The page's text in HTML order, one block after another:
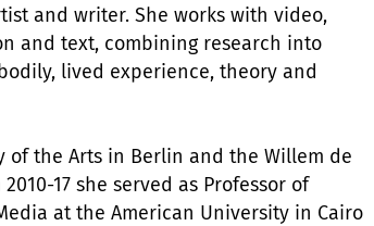
and writer. She works with video,
and text, combining research into
lived experience, theory and
the Arts in Berlin and the Willem de
17 she served as Professor of
at the American University in Cairo